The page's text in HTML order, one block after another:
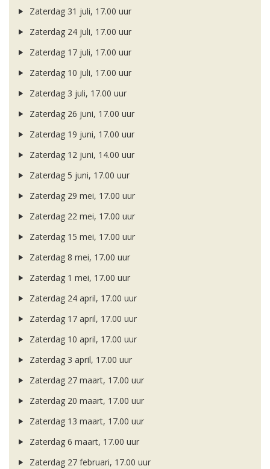
Zaterdag 31 juli, 17.00 uur
Zaterdag 24 juli, 17.00 uur
Zaterdag 17 juli, 17.00 uur
Zaterdag 10 juli, 17.00 uur
Zaterdag 3 juli, 17.00 uur
Zaterdag 26 juni, 17.00 uur
Zaterdag 19 juni, 17.00 uur
Zaterdag 12 juni, 14.00 uur
Zaterdag 5 juni, 17.00 uur
Zaterdag 29 mei, 17.00 uur
Zaterdag 22 mei, 17.00 uur
Zaterdag 15 mei, 17.00 uur
Zaterdag 8 mei, 17.00 uur
Zaterdag 1 mei, 17.00 uur
Zaterdag 24 april, 17.00 uur
Zaterdag 17 april, 17.00 uur
Zaterdag 10 april, 17.00 uur
Zaterdag 3 april, 17.00 uur
Zaterdag 27 maart, 17.00 uur
Zaterdag 20 maart, 17.00 uur
Zaterdag 13 maart, 17.00 uur
Zaterdag 6 maart, 17.00 uur
Zaterdag 27 februari, 17.00 uur